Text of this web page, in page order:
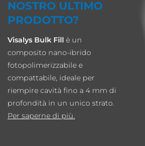
NOSTRO ULTIMO
PRODOTTO?
Visalys Bulk Fill è un
composito nano-ibrido
fotopolimerizzabile e
compattabile, ideale per
riempire cavità fino a 4 mm di
profondità in un unico strato.
Per saperne di più.